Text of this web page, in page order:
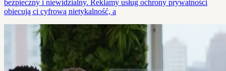
bezpieczny i niewidzialny. Reklamy usług ochrony prywatności
obiecują ci cyfrową nietykalność, a